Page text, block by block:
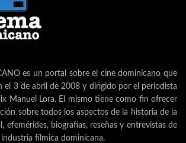
es un portal sobre el cine dominicano que
el 3 de abril de 2008 y dirigido por el periodista
Manuel Lora. El mismo tiene como fin ofrecer
sobre todos los aspectos de la historia de la
efemérides, biografías, reseñas y entrevistas de
industria fílmica dominicana.